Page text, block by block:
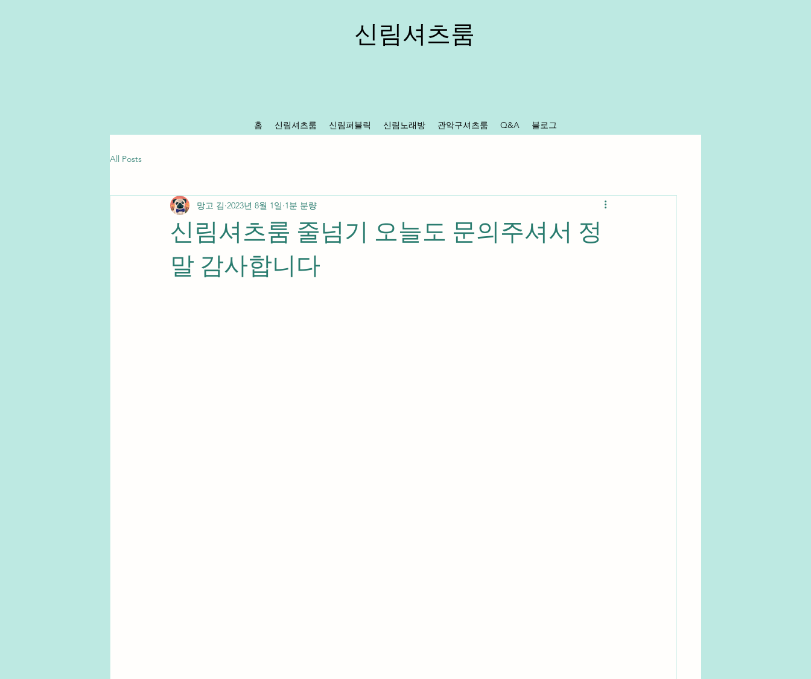
신림셔츠룸
홈 신림셔츠룸 신림퍼블릭 신림노래방 관악구셔츠룸 Q&A 블로그
All Posts
신림셔츠룸 줄넘기 오늘도 문의주셔서 정
말 감사합니다
망고 김 2023년 8월 1일 1분 분량